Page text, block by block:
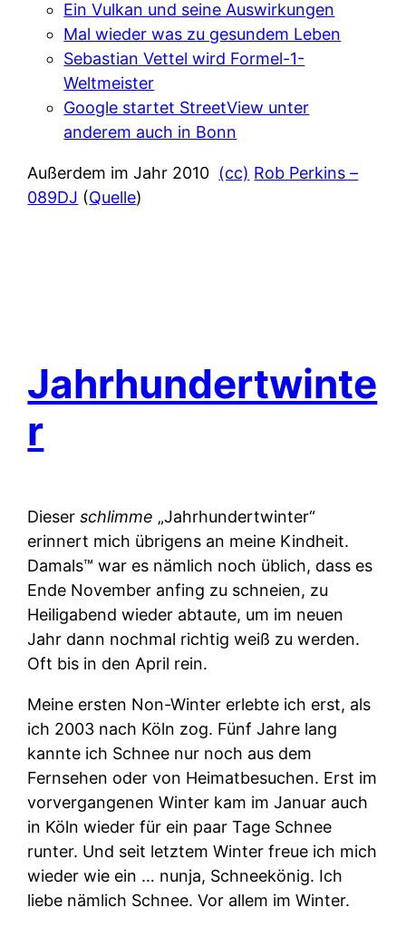
Ein Vulkan und seine Auswirkungen
Mal wieder was zu gesundem Leben
Sebastian Vettel wird Formel-1-
Weltmeister
Google startet StreetView unter
anderem auch in Bonn
Außerdem im Jahr 2010 (cc) Rob Perkins –
089DJ (Quelle)
Jahrhundertwinte
r
Dieserschlimme „Jahrhundertwinter“
erinnert mich übrigens an meine Kindheit.
Damals™ war es nämlich noch üblich, dass es
Ende November anfing zu schneien, zu
Heiligabend wieder abtaute, um im neuen
Jahr dann nochmal richtig weiß zu werden.
Oft bis in den April rein.
Meine ersten Non-Winter erlebte ich erst, als
ich 2003 nach Köln zog. Fünf Jahre lang
kannte ich Schnee nur noch aus dem
Fernsehen oder von Heimatbesuchen. Erst im
vorvergangenen Winter kam im Januar auch
in Köln wieder für ein paar Tage Schnee
runter. Und seit letztem Winter freue ich mich
wieder wie ein … nunja, Schneekönig. Ich
liebe nämlich Schnee. Vor allem im Winter.